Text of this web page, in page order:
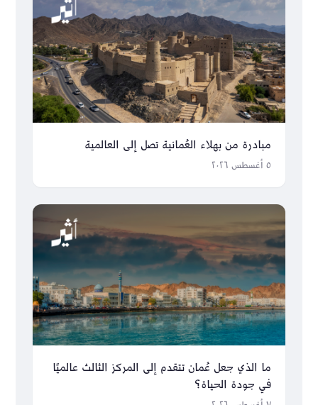
مبادرة من بهلاء العُمانية تصل إلى العالمية
٥ أغسطس ٢٠٢٦
ما الذي جعل عُمان تتقدم إلى المركز الثالث عالميًا
في جودة الحياة؟